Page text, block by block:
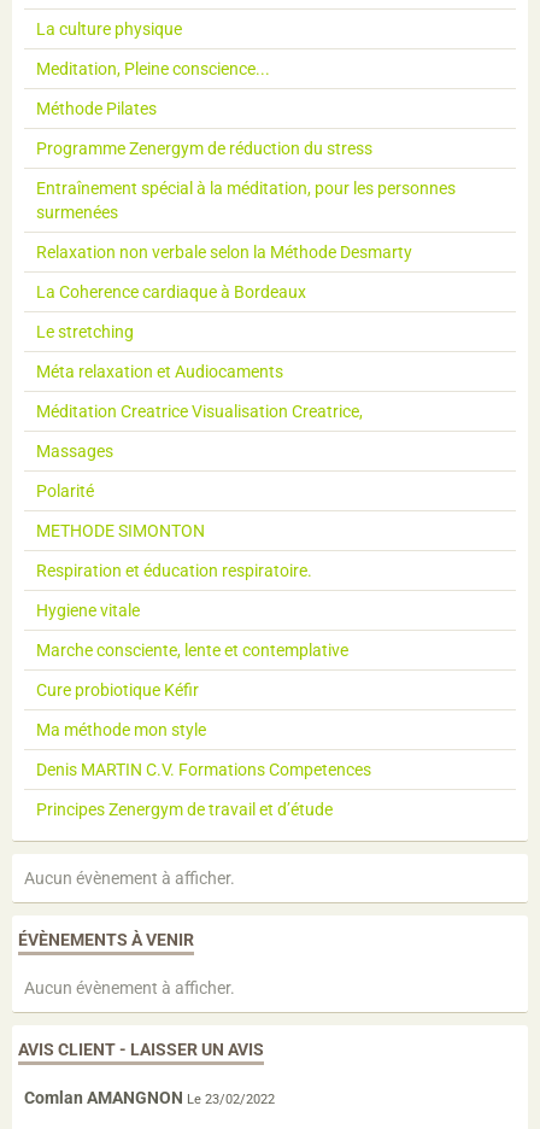
La culture physique
Meditation, Pleine conscience...
Méthode Pilates
Programme Zenergym de réduction du stress
Entraînement spécial à la méditation, pour les personnes
surmenées
Relaxation non verbale selon la Méthode Desmarty
La Coherence cardiaque à Bordeaux
Le stretching
Méta relaxation et Audiocaments
Méditation Creatrice Visualisation Creatrice,
Massages
Polarité
METHODE SIMONTON
Respiration et éducation respiratoire.
Hygiene vitale
Marche consciente, lente et contemplative
Cure probiotique Kéfir
Ma méthode mon style
Denis MARTIN C.V. Formations Competences
Principes Zenergym de travail et d’étude
Aucun évènement à afficher.
ÉVÈNEMENTS À VENIR
Aucun évènement à afficher.
AVIS CLIENT - LAISSER UN AVIS
Comlan AMANGNON Le 23/02/2022